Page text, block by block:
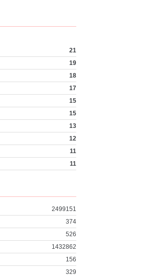
21
19
18
17
15
15
13
12
11
11
2499151
374
526
1432862
156
329